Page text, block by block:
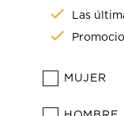
Las
MUJER